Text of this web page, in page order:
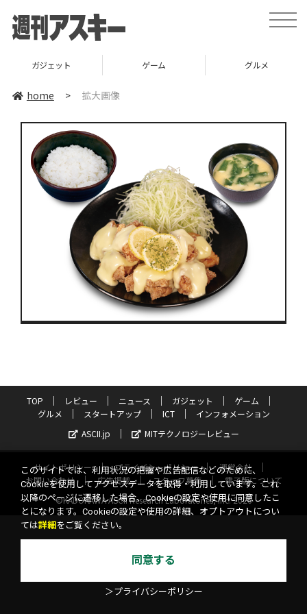
toggle
ガジェット ゲーム グルメ
home > 拡大画像
TOP レビュー ニュース ガジェット
ゲーム
グルメ
スタートアップ ICT
インフォメーション
ASCII.jp
MITテクノロジーレビュー
サイトポリシー プライバシーポリシー
運営会社
お問い合わせ
広告掲載 スタッフ募集
電子版について
©KADOKAWA ASCII Research Laboratories, Inc. 2026
このサイトでは、利用状況の把握や広告配信などのために、
Cookieを使用してアクセスデータを取得・利用しています。これ
以降のページに遷移した場合、Cookieの設定や使用に同意したこ
とになります。Cookieの設定や使用の詳細、オプトアウトについ
ては詳細 をご覧ください。
同意する
＞プライバシーポリシー